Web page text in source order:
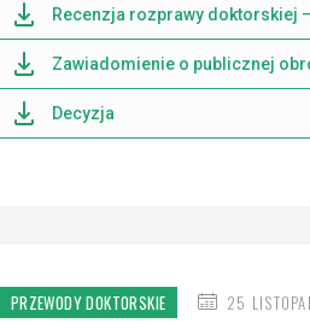
Recenzja rozprawy doktorskiej
Zawiadomienie o publicznej
Decyzja
PRZEWODY DOKTORSKIE
DATA25